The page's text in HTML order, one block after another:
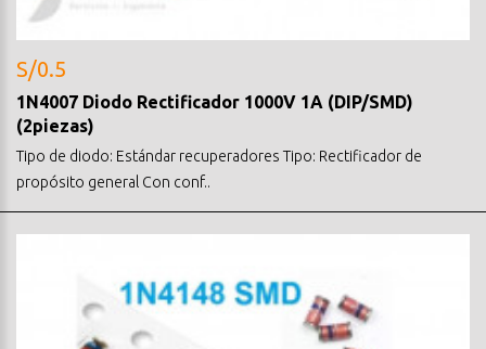
S/0.5
1N4007 Diodo Rectificador 1000V 1A (DIP/SMD)
(2piezas)
Tipo de diodo: Estándar recuperadores Tipo: Rectificador de
propósito general Con conf..